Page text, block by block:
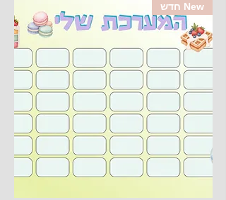
New חדש